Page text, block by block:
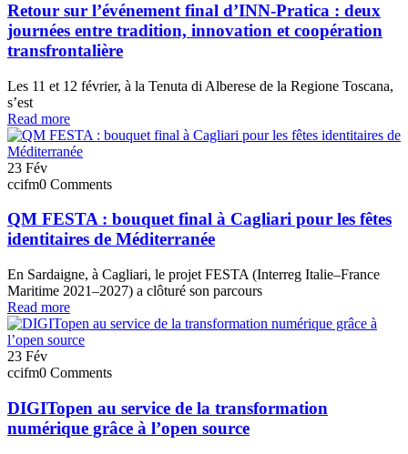
Retour sur l’événement final d’INN-Pratica : deux
journées entre tradition, innovation et coopération
transfrontalière
Les 11 et 12 février, à la Tenuta di Alberese de la Regione Toscana,
s’est
Read more
23 Fév
ccifm0 Comments
QM FESTA : bouquet final à Cagliari pour les fêtes
identitaires de Méditerranée
En Sardaigne, à Cagliari, le projet FESTA (Interreg Italie–France
Maritime 2021–2027) a clôturé son parcours
Read more
23 Fév
ccifm0 Comments
DIGITopen au service de la transformation
numérique grâce à l’open source